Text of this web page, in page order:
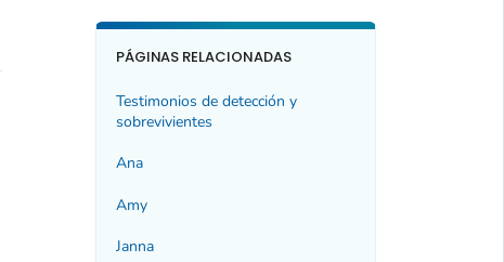
PÁGINAS RELACIONADAS
Testimonios de detección y
sobrevivientes
Ana
Amy
Janna